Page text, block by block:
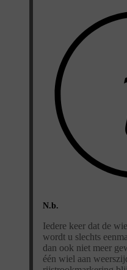
N.b.
Iedere keer dat de
wordt u slechts
dan ook niet meer
één wiel aan